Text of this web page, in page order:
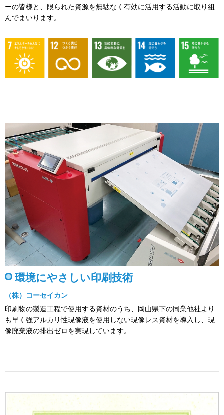
ーの皆様と、限られた資源を無駄なく有効に活用する活動に取り組
んでまいります。
環境にやさしい印刷技術
（株）コーセイカン
印刷物の製造工程で使用する資材のうち、岡山県下の同業他社より
も早く強アルカリ性現像液を使用しない現像レス資材を導入し、現
像廃棄液の排出ゼロを実現しています。